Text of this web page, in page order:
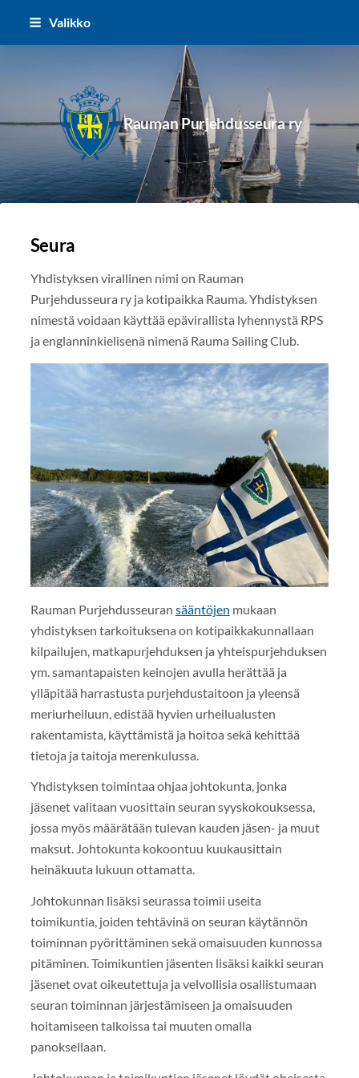
Siirry
Valikko
Rauman Purjehdusseura ry
Seura
Yhdistyksen virallinen nimi on Rauman
Purjehdusseura ry ja kotipaikka Rauma. Yhdistyksen
nimestä voidaan käyttää epävirallista lyhennystä RPS
ja englanninkielisenä nimenä Rauma Sailing Club.
Rauman Purjehdusseuran sääntöjen mukaan
yhdistyksen tarkoituksena on kotipaikkakunnallaan
kilpailujen, matkapurjehduksen ja yhteispurjehduksen
ym. samantapaisten keinojen avulla herättää ja
ylläpitää harrastusta purjehdustaitoon ja yleensä
meriurheiluun, edistää hyvien urheilualusten
rakentamista, käyttämistä ja hoitoa sekä kehittää
tietoja ja taitoja merenkulussa.
Yhdistyksen toimintaa ohjaa johtokunta, jonka
jäsenet valitaan vuosittain seuran syyskokouksessa,
jossa myös määrätään tulevan kauden jäsen- ja muut
maksut. Johtokunta kokoontuu kuukausittain
heinäkuuta lukuun ottamatta.
Johtokunnan lisäksi seurassa toimii useita
toimikuntia, joiden tehtävinä on seuran käytännön
toiminnan pyörittäminen sekä omaisuuden kunnossa
pitäminen. Toimikuntien jäsenten lisäksi kaikki seuran
jäsenet ovat oikeutettuja ja velvollisia osallistumaan
seuran toiminnan järjestämiseen ja omaisuuden
hoitamiseen talkoissa tai muuten omalla
panoksellaan.